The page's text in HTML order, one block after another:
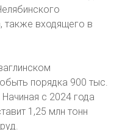
также входящего в
порядка 900 тыс.
с 2024 года
1,25 млн тонн